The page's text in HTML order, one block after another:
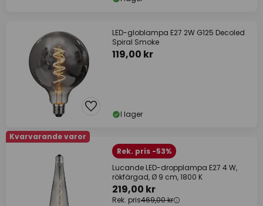
LED-globlampa E27 2W G125 Decoled
Spiral Smoke
119,00 kr
I lager
Kvarvarande varor
Rek. pris -53%
Lucande LED-dropplampa E27 4 W,
rökfärgad, Ø 9 cm, 1800 K
219,00 kr
Rek. pris469,00 kr